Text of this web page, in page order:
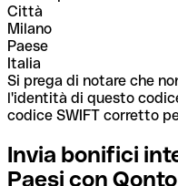
Città
Milano
Paese
Italia
Si prega di notare che
l'identità di questo
codice SWIFT corretto
Invia bonifici
Paesi con Qonto